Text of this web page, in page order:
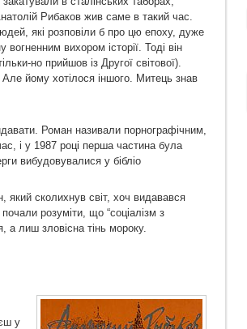
Рибаков жив саме в такий час.
які розповіли б про цю епоху, дуже
вихором історії. Тоді він
но прийшов із Другої світової).
йому хотілося іншого. Митець знав
Роман називали порнографічним,
і у 1987 році перша частина була
вибудовувалися у бібліо
сколихнув світ, хоч видавався
розуміти, що “соціалізм з
лиш зловісна тінь мороку.
у